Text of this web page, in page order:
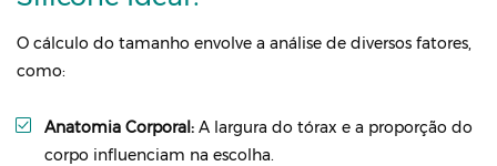
O cálculo do tamanho envolve a análise de diversos fatores,
como:
Anatomia Corporal: A largura do tórax e a proporção do
corpo influenciam na escolha.